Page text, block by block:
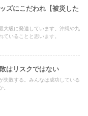
ズにこだわれ【被災した
大級に発達しています。沖縄や九
いることと思います。
はリスクではない
失敗する。みんなは成功している